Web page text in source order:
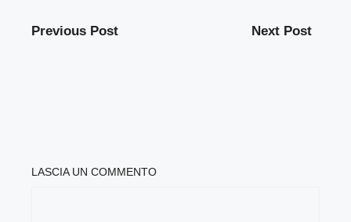
Previous Post Next Post
LASCIA UN COMMENTO